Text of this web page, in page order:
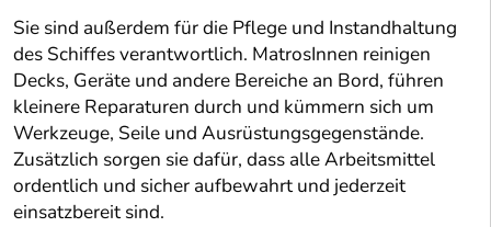
Sie sind außerdem für die Pflege und Instandhaltung
des Schiffes verantwortlich. MatrosInnen reinigen
Decks, Geräte und andere Bereiche an Bord, führen
kleinere Reparaturen durch und kümmern sich um
Werkzeuge, Seile und Ausrüstungsgegenstände.
Zusätzlich sorgen sie dafür, dass alle Arbeitsmittel
ordentlich und sicher aufbewahrt und jederzeit
einsatzbereit sind.